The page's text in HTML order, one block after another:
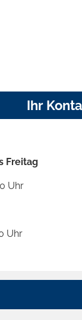
Ihr
Freitag
Uhr
Uhr